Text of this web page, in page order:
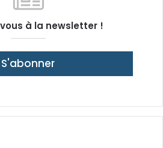
à la newsletter !
S'abonner